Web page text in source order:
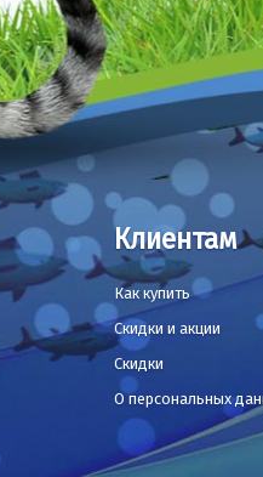
Клиентам
Как купить
Скидки и акции
Скидки
О персональных